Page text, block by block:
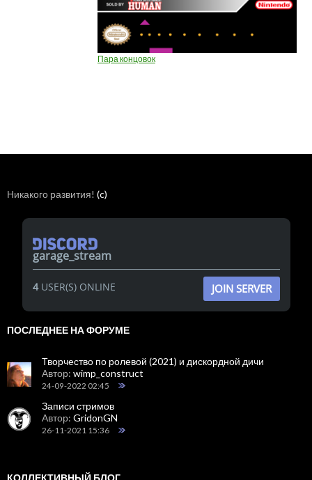
Пара концовок
Никакого развития! (c)
garage_stream
4USER(S) ONLINE JOIN SERVER
ПОСЛЕДНЕЕ НА ФОРУМЕ
Творчество по ролевой (2021) и дискордной дичи
Автор: wimp_construct
24-09-2022 02:45
Записи стримов
Автор: GridonGN
26-11-2021 15:36
КОЛЛЕКТИВНЫЙ БЛОГ